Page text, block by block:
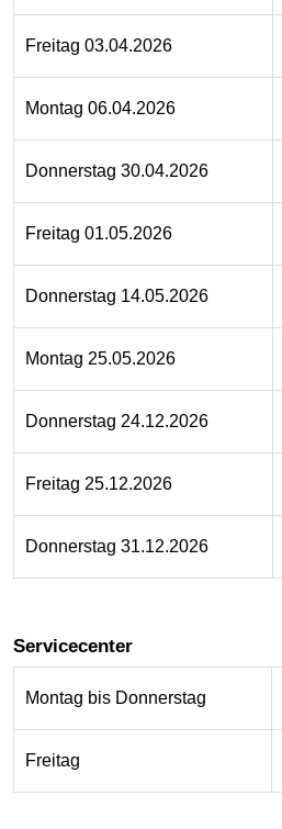
Freitag 03.04.2026
Montag 06.04.2026
Donnerstag 30.04.2026
Freitag 01.05.2026
Donnerstag 14.05.2026
Montag 25.05.2026
Donnerstag 24.12.2026
Freitag 25.12.2026
Donnerstag 31.12.2026
Servicecenter
Montag bis Donnerstag
Freitag